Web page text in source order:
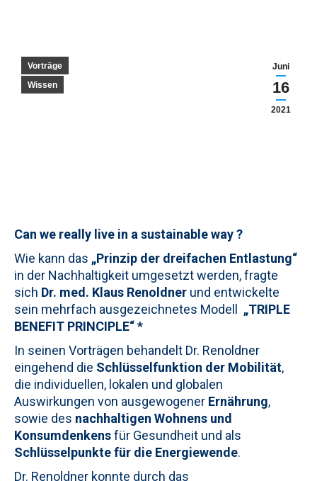
Juni
16
2021
Vorträge
Wissen
Can we really live in a sustainable way ?
Wie kann das „Prinzip der dreifachen Entlastung“
in der Nachhaltigkeit umgesetzt werden, fragte
sich Dr. med. Klaus Renoldner und entwickelte
sein mehrfach ausgezeichnetes Modell „TRIPLE
BENEFIT PRINCIPLE“ *
In seinen Vorträgen behandelt Dr. Renoldner
eingehend die Schlüsselfunktion der Mobilität,
die individuellen, lokalen und globalen
Auswirkungen von ausgewogener Ernährung,
sowie des nachhaltigen Wohnens und
Konsumdenkensfür Gesundheit und als
Schlüsselpunkte für die Energiewende.
Dr. Renoldner konnte durch das